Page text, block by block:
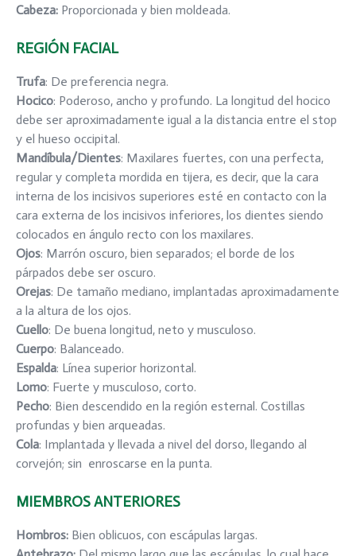
Cabeza: Proporcionada y bien moldeada.
REGIÓN FACIAL
Trufa: De preferencia negra.
Hocico: Poderoso, ancho y profundo. La longitud del hocico
debe ser aproximadamente igual a la distancia entre el stop
y el hueso occipital.
Mandíbula/Dientes: Maxilares fuertes, con una perfecta,
regular y completa mordida en tijera, es decir, que la cara
interna de los incisivos superiores esté en contacto con la
cara externa de los incisivos inferiores, los dientes siendo
colocados en ángulo recto con los maxilares.
Ojos: Marrón oscuro, bien separados; el borde de los
párpados debe ser oscuro.
Orejas: De tamaño mediano, implantadas aproximadamente
a la altura de los ojos.
Cuello: De buena longitud, neto y musculoso.
Cuerpo: Balanceado.
Espalda: Línea superior horizontal.
Lomo: Fuerte y musculoso, corto.
Pecho: Bien descendido en la región esternal. Costillas
profundas y bien arqueadas.
Cola: Implantada y llevada a nivel del dorso, llegando al
corvejón; sin enroscarse en la punta.
MIEMBROS ANTERIORES
Hombros: Bien oblicuos, con escápulas largas.